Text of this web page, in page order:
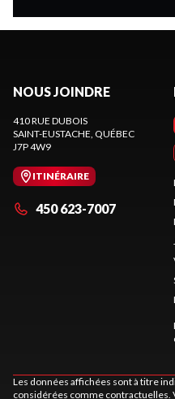
NOUS JOINDRE
410 RUE DUBOIS
SAINT-EUSTACHE, QUÉBEC
J7P 4W9
ITINÉRAIRE
450 623-7007
Les données affichées sont à titre
considérées comme contractuelles.